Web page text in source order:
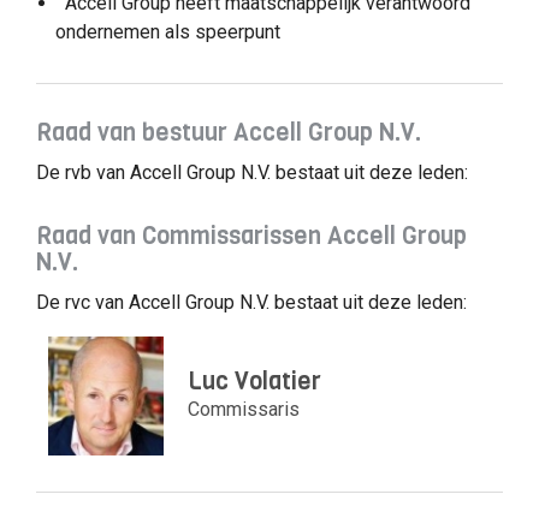
ondernemen als speerpunt
Raad van bestuur Accell Group N.V.
De rvb van Accell Group N.V. bestaat uit deze leden:
Raad van Commissarissen Accell Group
N.V.
De rvc van Accell Group N.V. bestaat uit deze leden:
Luc Volatier
Commissaris